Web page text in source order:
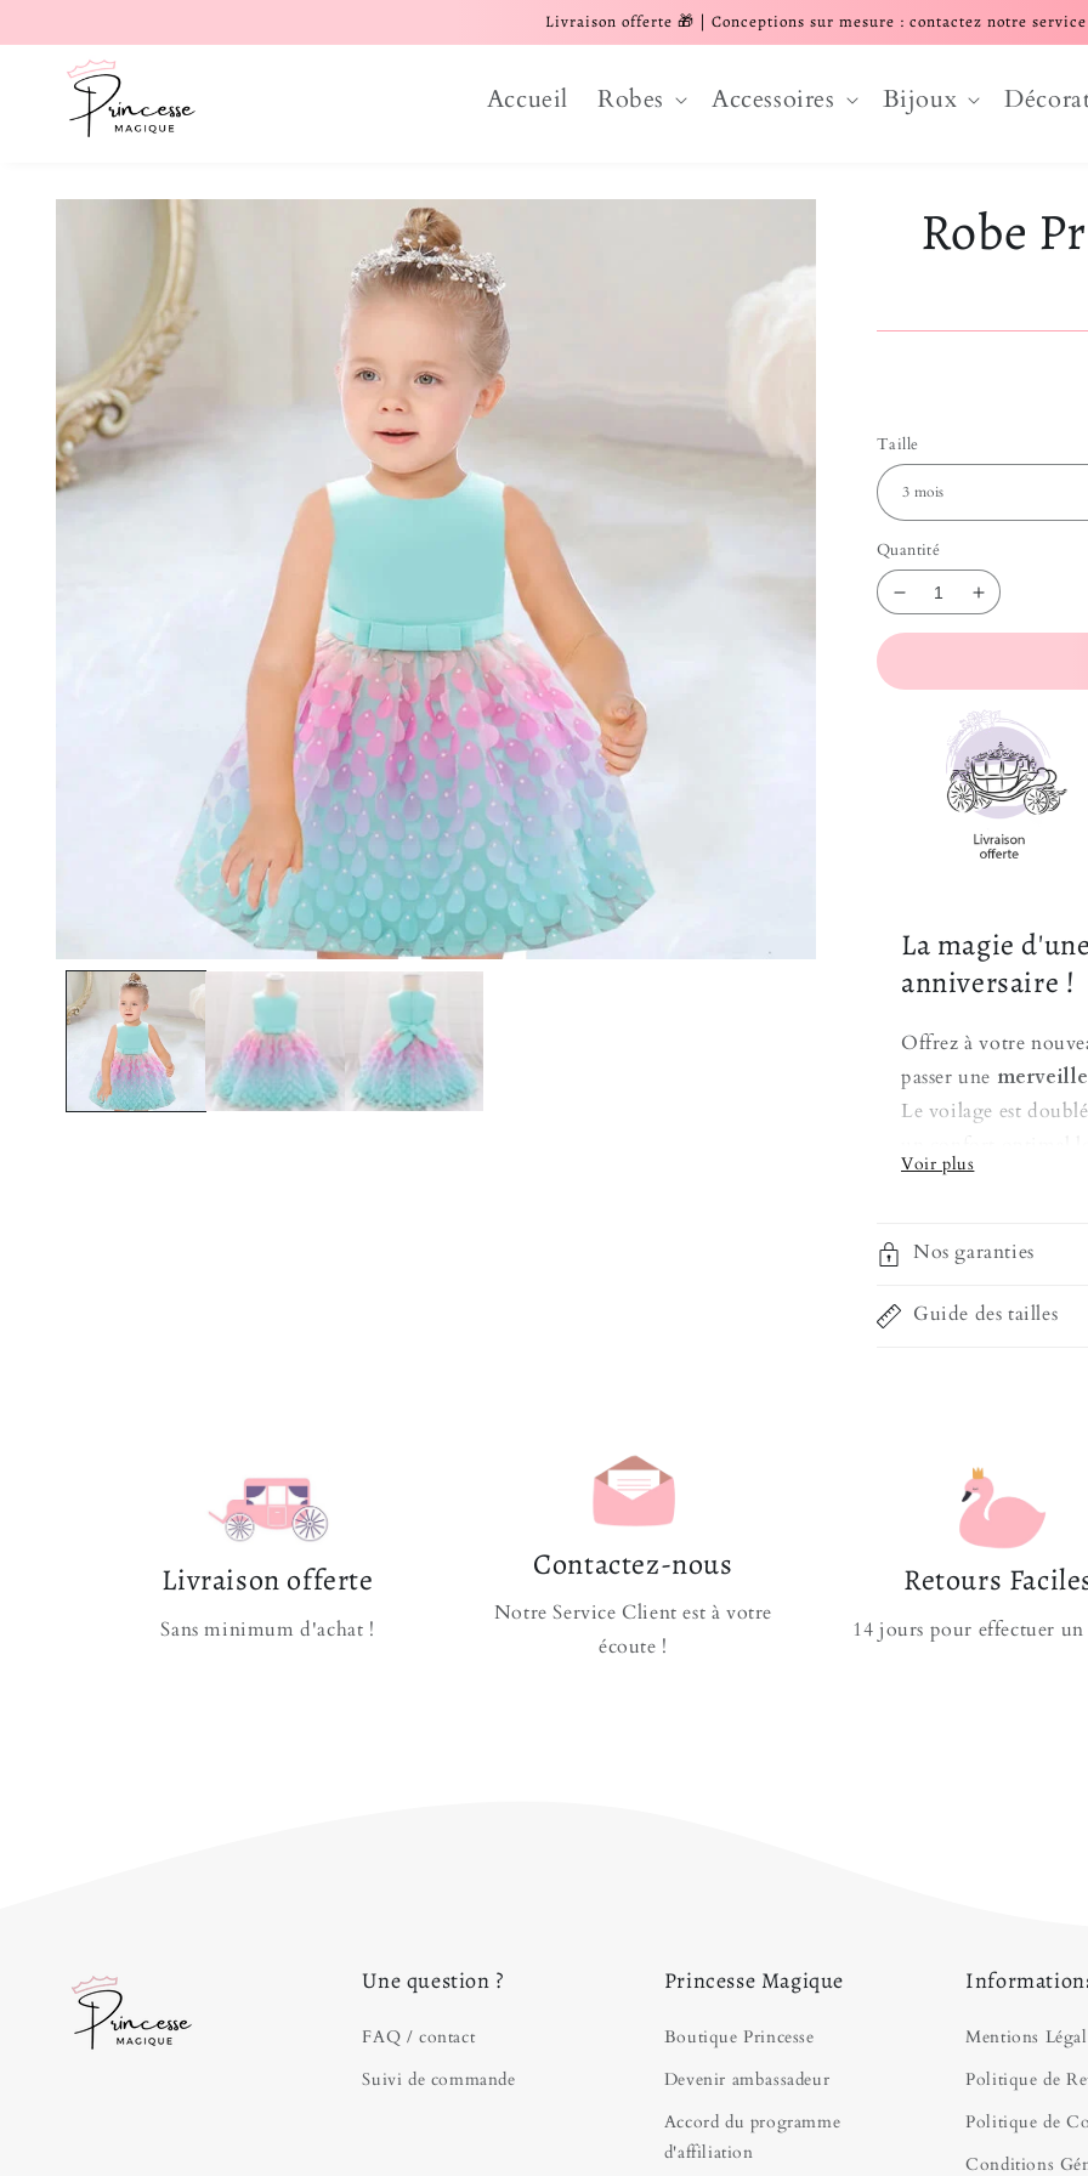
Livraison offerte 🎁 | Conceptions sur mesure : contactez notre service
Accueil Robes Accessoires Bijoux
Ouvrir le média 1 dans une fenêtre modale
Robe
Taille
Quantité
Réduire la
La magie
anniversaire !
Offrez à votre
passer une
Le voilage est
un confort optimal
château royal. Une
bonne proportion
Fermeture
Coutures
adorer cette superbe
Nos garanties
Guide des tailles
Livraison offerte
Sans minimum d'achat !
Contactez-nous
Notre Service Client est à votre
écoute !
Retours
14 jours pour effectuer
Une question ?
FAQ / contact
Suivi de commande
Princesse Magique
Boutique Princesse
Devenir ambassadeur
Accord du programme
d'affiliation
Mentions
Politique de
Politique de
Conditions